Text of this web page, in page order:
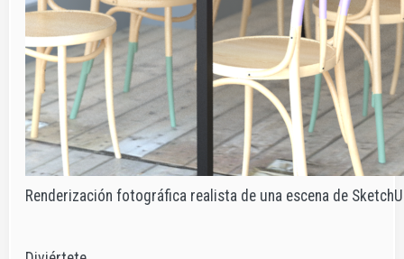
Renderización fotográfica realista de una escena de